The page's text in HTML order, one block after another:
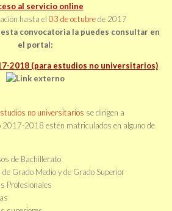
al servicio online
hasta el 03 de octubrede 2017
convocatoria la puedes consultar en
el portal:
2018 (para estudios no universitarios)
no universitarios se dirigen a
2017-2018 estén matriculados en alguno de
de Bachillerato
Grado Medio y de Grado Superior
Profesionales